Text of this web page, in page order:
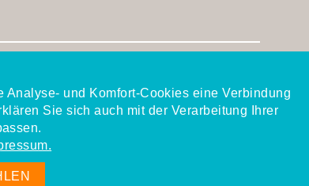
und Komfort-Cookies eine Verbindung
Sie sich auch mit der Verarbeitung Ihrer